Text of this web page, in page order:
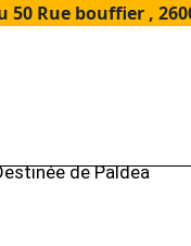
Rue bouffier ,
de Paldea